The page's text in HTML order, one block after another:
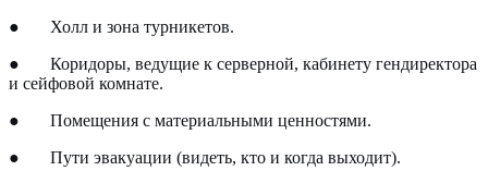
● Холл и зона турникетов.
● Коридоры, ведущие к серверной, кабинету гендиректора
и сейфовой комнате.
● Помещения с материальными ценностями.
● Пути эвакуации (видеть, кто и когда выходит).